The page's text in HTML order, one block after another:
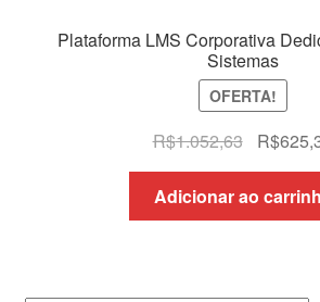
Plataforma LMS Corporativa
Sistemas
OFERTA!
R$1.052,63
O
preço
original
era:
R$
Adicionar ao